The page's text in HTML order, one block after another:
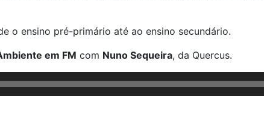
o ensino pré-primário até ao ensino secundário.
em FM com Nuno Sequeira, da Quercus.